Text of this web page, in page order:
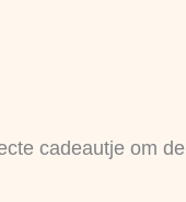
cadeautje om de